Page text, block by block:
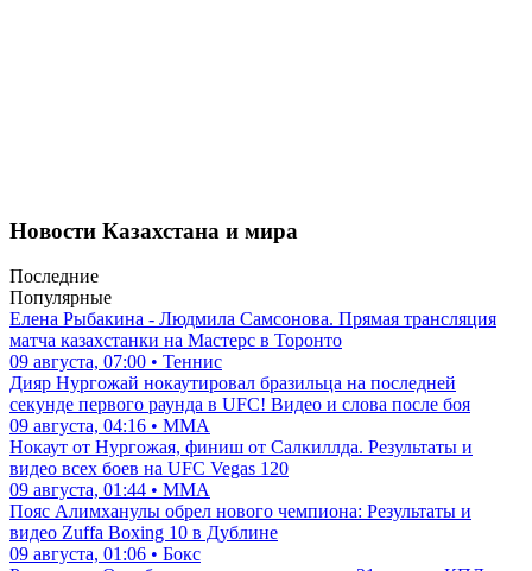
Новости Казахстана и мира
Последние
Популярные
Елена Рыбакина - Людмила Самсонова. Прямая трансляция
матча казахстанки на Мастерс в Торонто
09 августа, 07:00 • Теннис
Дияр Нургожай нокаутировал бразильца на последней
секунде первого раунда в UFC! Видео и слова после боя
09 августа, 04:16 • ММА
Нокаут от Нургожая, финиш от Салкиллда. Результаты и
видео всех боев на UFC Vegas 120
09 августа, 01:44 • ММА
Пояс Алимханулы обрел нового чемпиона: Результаты и
видео Zuffa Boxing 10 в Дублине
09 августа, 01:06 • Бокс